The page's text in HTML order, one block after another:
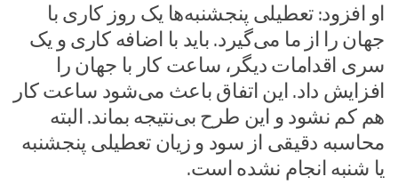
او افزود: تعطیلی پنجشنبه‌ها یک روز کاری با
جهان را از ما می‌گیرد. باید با اضافه کاری و یک
سری اقدامات دیگر، ساعت کار با جهان را
افزایش داد. این اتفاق باعث می‌شود ساعت کار
هم کم نشود و این طرح بی‌نتیجه بماند. البته
محاسبه دقیقی از سود و زیان تعطیلی پنجشنبه
یا شنبه انجام نشده است.